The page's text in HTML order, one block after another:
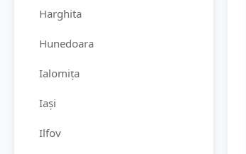
Harghita
Hunedoara
Ialomița
Iași
Ilfov